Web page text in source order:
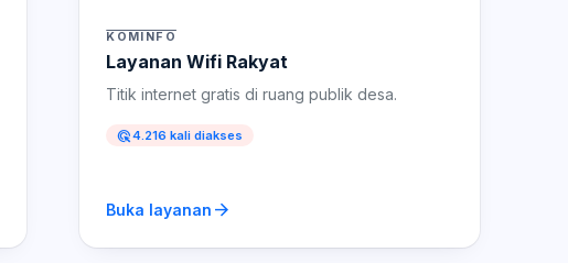
KOMINFO
Layanan Wifi Rakyat
Titik internet gratis di ruang publik desa.
ads_click4.216 kali diakses
Buka layanan arrow_forward